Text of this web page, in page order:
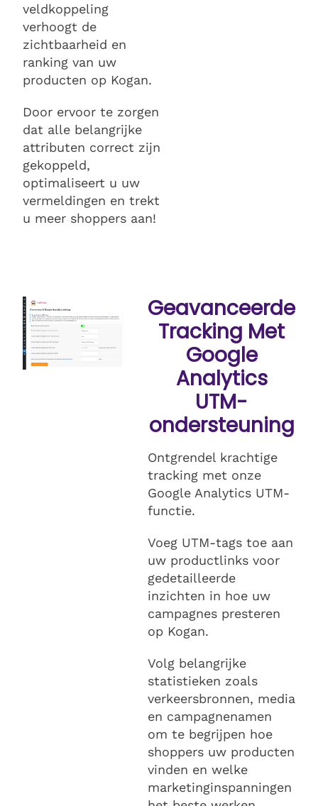
veldkoppeling
verhoogt de
zichtbaarheid en
ranking van uw
producten op Kogan.
Door ervoor te zorgen
dat alle belangrijke
attributen correct zijn
gekoppeld,
optimaliseert u uw
vermeldingen en trekt
u meer shoppers aan!
Geavanceerde
Tracking Met
Google
Analytics
UTM-
ondersteuning
Ontgrendel krachtige
tracking met onze
Google Analytics UTM-
functie.
Voeg UTM-tags toe aan
uw productlinks voor
gedetailleerde
inzichten in hoe uw
campagnes presteren
op Kogan.
Volg belangrijke
statistieken zoals
verkeersbronnen, media
en campagnenamen
om te begrijpen hoe
shoppers uw producten
vinden en welke
marketinginspanningen